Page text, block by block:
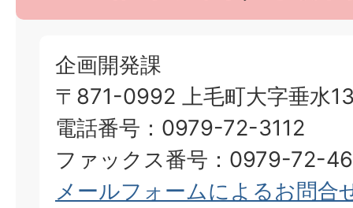
企画開発課
〒871-0992 上毛町大字垂水
電話番号：0979-72-3112
ファックス番号：0979-72-
メールフォームによるお問合